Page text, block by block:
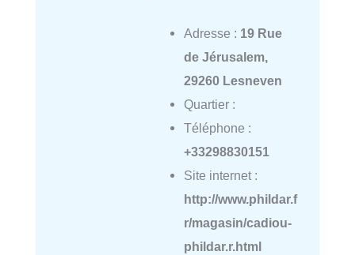
Adresse : 19 Rue
de Jérusalem,
29260 Lesneven
Quartier :
Téléphone :
+33298830151
Site internet :
http://www.phildar.f
r/magasin/cadiou-
phildar.r.html